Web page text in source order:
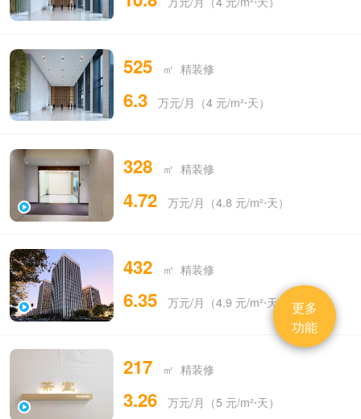
525 ㎡ 精装修
6.3 万元/月（4 元/m²⋅天）
328 ㎡ 精装修
4.72 万元/月（4.8 元/m²⋅天）
432 ㎡ 精装修
6.35 万元/月（4.9 元/m²⋅天）
217 ㎡ 精装修
3.26 万元/月（5 元/m²⋅天）
更多
功能